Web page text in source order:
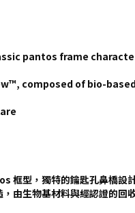
pantos frame
composed of bio-
框型，獨特的鑰匙孔鼻橋設
由生物基材料與經認證的回